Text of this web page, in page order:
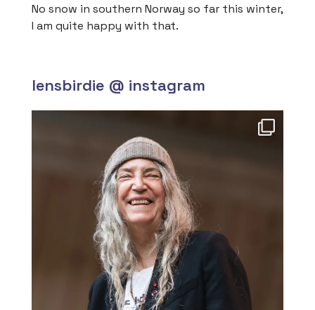
No snow in southern Norway so far this winter,
I am quite happy with that.
lensbirdie @ instagram